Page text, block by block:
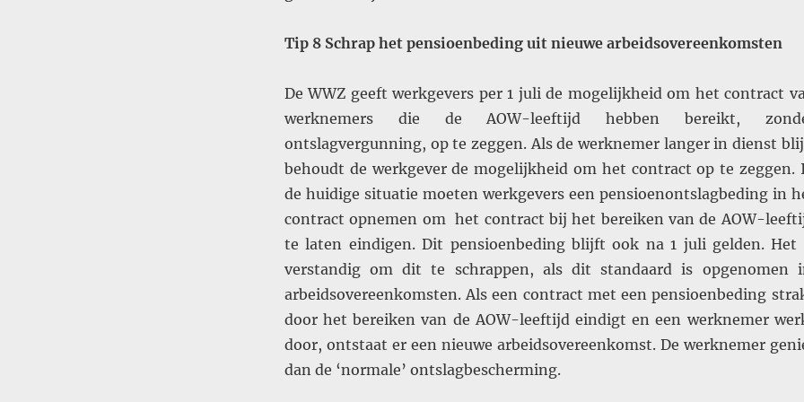
Tip 8 Schrap het pensioenbeding uit nieuwe arbeidsovereenkomsten
De WWZ geeft werkgevers per 1 juli de mogelijkheid om het contract
werknemers die de AOW-leeftijd hebben bereikt,
ontslagvergunning, op te zeggen. Als de werknemer langer in dienst
behoudt de werkgever de mogelijkheid om het contract op te zeggen.
de huidige situatie moeten werkgevers een pensioenontslagbeding in
contract opnemen om het contract bij het bereiken van de AOW-
te laten eindigen. Dit pensioenbeding blijft ook na 1 juli gelden. Het
verstandig om dit te schrappen, als dit standaard is opgenomen
arbeidsovereenkomsten. Als een contract met een pensioenbeding
door het bereiken van de AOW-leeftijd eindigt en een werknemer
door, ontstaat er een nieuwe arbeidsovereenkomst. De werknemer
dan de ‘normale’ ontslagbescherming.